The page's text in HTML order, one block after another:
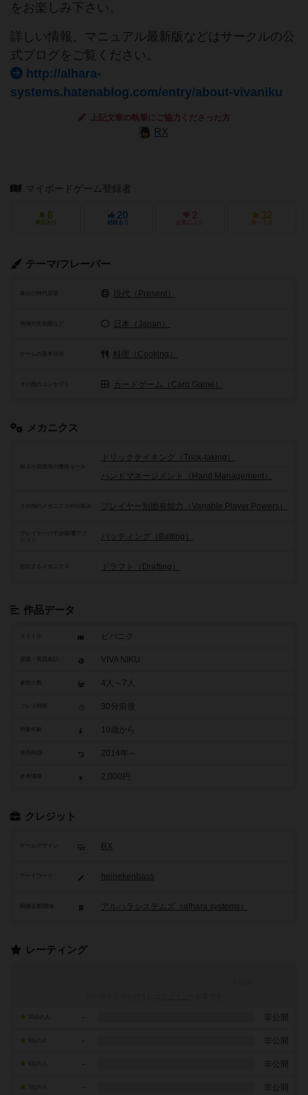
をお楽しみ下さい。
詳しい情報、マニュアル最新版などはサークルの公
式ブログをご覧ください。
http://alhara-
systems.hatenablog.com/entry/about-vivaniku
上記文章の執筆にご協力くださった方
RX
マイボードゲーム登録者
6
興味あり
20
経験あり
2
お気に入り
32
持ってる
テーマ/フレーバー
舞台の時代背景 現代（Present）
地域や文化圏など 日本（Japan）
ゲームの基本目的 料理（Cooking）
その他のコンセプト カードゲーム（Card Game）
メカニクス
トリックテイキング（Trick-taking）
ハンドマネージメント（Hand Management）
その他のメカニクスや仕組み プレイヤー別固有能力（Variable Player Powers）
プレイヤーの干渉/影響アク
バッティング（Batting）
頻出するメカニクス ドラフト（Drafting）
作品データ
タイトル ビバニク
VIVA NIKU
参加人数 4人～7人
30分前後
10歳から
2014年～
参考価格 2,000円
クレジット
ゲームデザイン RX
アートワーク heinekenbass
アルハラシステムズ（alhara systems）
レーティング
- 非公開
- 非公開
- 非公開
7点の人 - 非公開